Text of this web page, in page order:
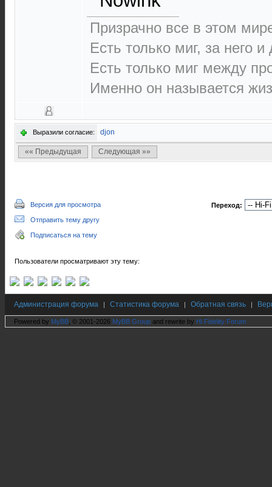
Призрачно все в этом
Есть только миг, за него
Есть только миг между
Именно он называется
Выразили согласие: djon
«« Предыдущая Следующая »»
Версия для просмотра
Отправить тему другу
Подписаться на тему
Переход:
Пользователи просматривают эту тему:
Администрация форума | Статистика форума | Обратная связь |
Powered by MyBB , © 2001-2026 MyBB Group and rewrite by Hi Fidelity Forum